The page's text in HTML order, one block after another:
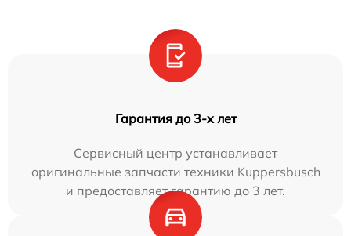
Гарантия до 3-х лет
Сервисный центр устанавливает
оригинальные запчасти техники Kuppersbusch
и предоставляет гарантию до 3 лет.